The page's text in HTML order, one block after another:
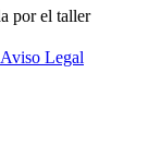
por el taller
Legal